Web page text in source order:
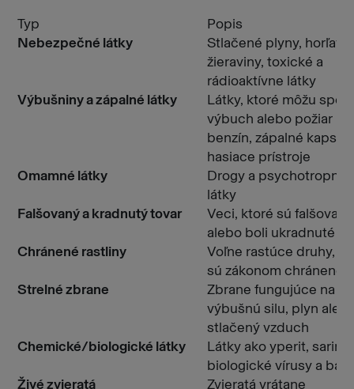
Typ
Popis
Nebezpečné látky
Stlačené plyny,
žieraviny, toxické a
rádioaktívne látky
Výbušniny a zápalné látky
Látky, ktoré môžu
výbuch alebo požiar –
benzín, zápalné
hasiace prístroje
Omamné látky
Drogy a psychotropné
látky
Falšovaný a kradnutý tovar
Veci, ktoré sú falšované
alebo boli ukradnuté
Chránené rastliny
Voľne rastúce druhy,
sú zákonom chránené
Strelné zbrane
Zbrane fungujúce na
výbušnú silu, plyn
stlačený vzduch
Chemické/biologické látky
Látky ako yperit, sarin,
biologické vírusy a
Živé zvieratá
Zvieratá vrátane